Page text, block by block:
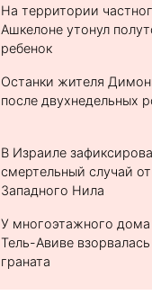
На территории
Ашкелоне утонул
ребенок
Останки жителя
после двухнедельных
В Израиле
смертельный случай
Западного Нила
У многоэтажного
Тель-Авиве
граната